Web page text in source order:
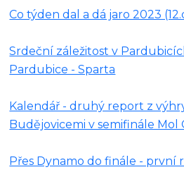
Co týden dal a dá jaro 2023
Srdeční záležitost v
Pardubice - Sparta
Kalendář - druhý report z
Budějovicemi v semifinále Mol
Přes Dynamo do finále - první